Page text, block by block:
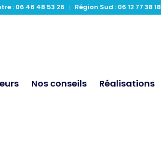
: 06 46 48 53 26 Région Sud : 06 12 77 38 18
Nos conseils Réalisations